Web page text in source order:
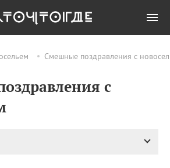
Смешные поздравления с
с
ПРАЗДНИКИ Все
08.08 День «Счастье